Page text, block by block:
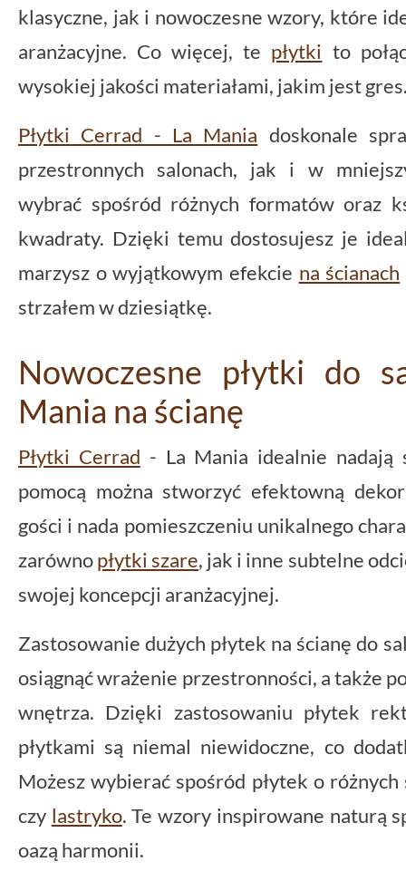
klasyczne, jak i nowoczesne wzory, które
aranżacyjne. Co więcej, te płytki to
wysokiej jakości materiałami, jakim jest
Płytki Cerrad - La Mania doskonale
przestronnych salonach, jak i w
wybrać spośród różnych formatów oraz
kwadraty. Dzięki temu dostosujesz je
marzysz o wyjątkowym efekcie na ścianach
strzałem w dziesiątkę.
Nowoczesne płytki do
Mania na ścianę
Płytki Cerrad - La Mania idealnie
pomocą można stworzyć efektowną
gości i nada pomieszczeniu unikalnego
zarównopłytki szare, jak i inne subtelne
swojej koncepcji aranżacyjnej.
Zastosowanie dużych płytek na ścianę do
osiągnąć wrażenie przestronności, a także
wnętrza. Dzięki zastosowaniu płytek
płytkami są niemal niewidoczne, co
Możesz wybierać spośród płytek o
czy lastryko. Te wzory inspirowane naturą
oazą harmonii.